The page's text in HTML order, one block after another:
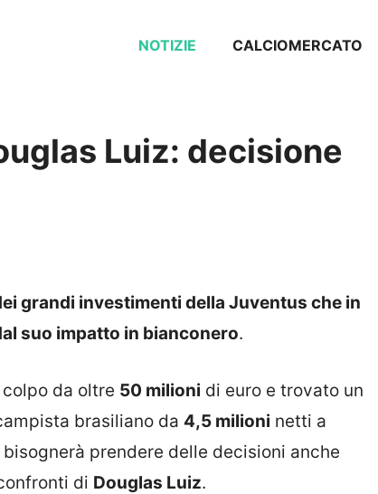
NOTIZIE CALCIOMERCATO
Luiz: decisione
grandi investimenti della Juventus che in
suo impatto in bianconero.
da oltre 50 milioni di euro e trovato un
brasiliano da 4,5 milioni netti a
prendere delle decisioni anche
di Douglas Luiz.